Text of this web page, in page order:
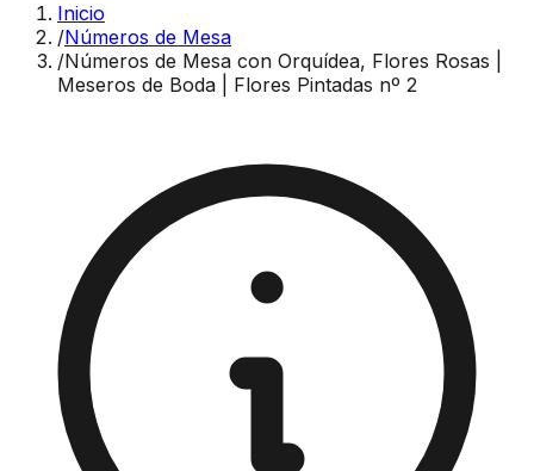
Inicio
/Números de Mesa
/Números de Mesa con Orquídea, Flores Rosas |
Meseros de Boda | Flores Pintadas nº 2